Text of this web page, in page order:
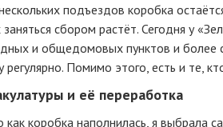
подъездов коробка
сбором растёт. Сегодня у
и общедомовых пунктов и
регулярно. Помимо этого, есть и те,
и её переработка
как коробка наполнилась, я выбрала